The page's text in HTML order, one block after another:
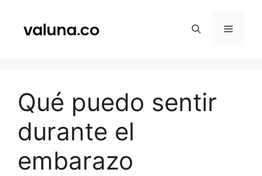
contenido
Menú
Qué puedo sentir
durante el
embarazo